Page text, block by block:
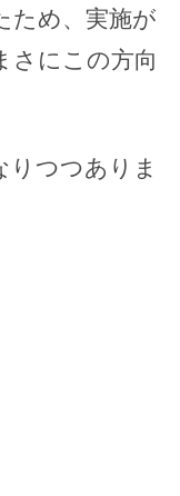
ため、実施が
さにこの方向
りつつありま